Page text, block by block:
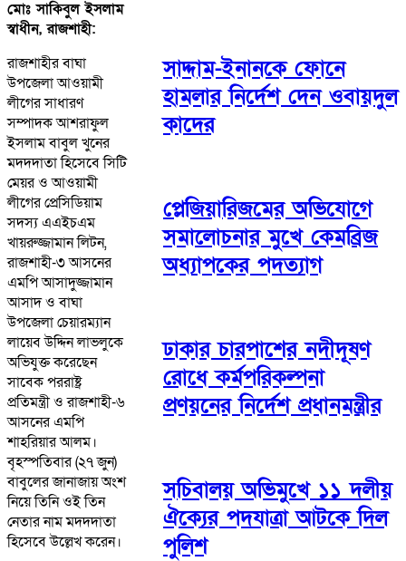
মোঃ সাকিবুল ইসলাম
স্বাধীন, রাজশাহী:
রাজশাহীর বাঘা
উপজেলা আওয়ামী
লীগের সাধারণ
সম্পাদক আশরাফুল
ইসলাম বাবুল খুনের
মদদদাতা হিসেবে সিটি
মেয়র ও আওয়ামী
লীগের প্রেসিডিয়াম
সদস্য এএইচএম
খায়রুজ্জামান লিটন,
রাজশাহী-৩ আসনের
এমপি আসাদুজ্জামান
আসাদ ও বাঘা
উপজেলা চেয়ারম্যান
লায়েব উদ্দিন লাভলুকে
অভিযুক্ত করেছেন
সাবেক পররাষ্ট্র
প্রতিমন্ত্রী ও রাজশাহী-৬
আসনের এমপি
শাহরিয়ার আলম।
বৃহস্পতিবার (২৭ জুন)
বাবুলের জানাজায় অংশ
নিয়ে তিনি ওই তিন
নেতার নাম মদদদাতা
হিসেবে উল্লেখ করেন।
সাদ্দাম-ইনানকে ফোনে
হামলার নির্দেশ দেন ওবায়দুল
কাদের
প্লেজিয়ারিজমের অভিযোগে
সমালোচনার মুখে কেমব্রিজ
অধ্যাপকের পদত্যাগ
ঢাকার চারপাশের নদীদূষণ
রোধে কর্মপরিকল্পনা
প্রণয়নের নির্দেশ প্রধানমন্ত্রীর
সচিবালয় অভিমুখে ১১ দলীয়
ঐক্যের পদযাত্রা আটকে দিল
পুলিশ